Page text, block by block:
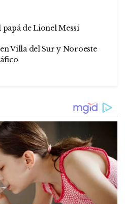
de Lionel Messi
Villa del Sur y Noroeste